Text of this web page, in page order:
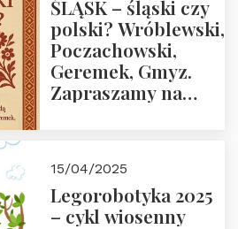
ŚLĄSK – śląski czy
polski? Wróblewski,
Poczachowski,
Geremek, Gmyz.
Zapraszamy na
Trójmorza.
15/04/2025
Legorobotyka 2025
– cykl wiosenny